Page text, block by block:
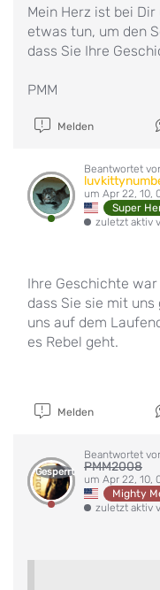
Mein Herz ist bei
etwas tun, um den
dass Sie Ihre
PMM
Melden
Beantwortet
um Apr 22, 10,
Super
zuletzt aktiv
Ihre Geschichte war
dass Sie sie mit
uns auf dem
es Rebel geht.
Melden
Gesperrt
Beantwortet
PMM2008
um Apr 22, 10,
Mighty
zuletzt aktiv